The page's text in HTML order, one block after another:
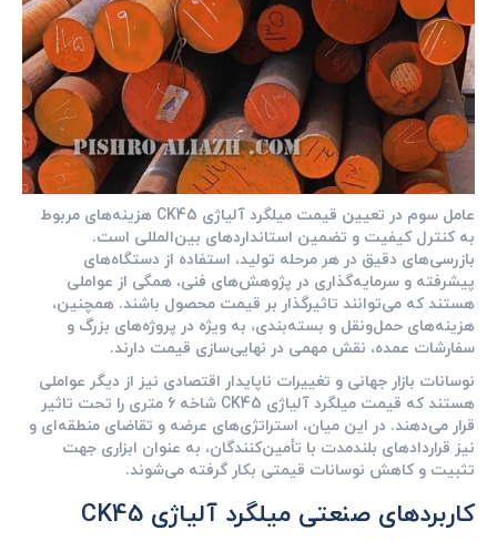
عامل سوم در تعیین قیمت میلگرد آلیاژی CK45 هزینه‌های مربوط
به کنترل کیفیت و تضمین استانداردهای بین‌المللی است.
بازرسی‌های دقیق در هر مرحله تولید، استفاده از دستگاه‌های
پیشرفته و سرمایه‌گذاری در پژوهش‌های فنی، همگی از عواملی
هستند که می‌توانند تاثیرگذار بر قیمت محصول باشند. همچنین،
هزینه‌های حمل‌ونقل و بسته‌بندی، به ویژه در پروژه‌های بزرگ و
سفارشات عمده، نقش مهمی در نهایی‌سازی قیمت دارند.
نوسانات بازار جهانی و تغییرات ناپایدار اقتصادی نیز از دیگر عواملی
هستند که قیمت میلگرد آلیاژی CK45 شاخه 6 متری را تحت تاثیر
قرار می‌دهند. در این میان، استراتژی‌های عرضه و تقاضای منطقه‌ای و
نیز قرارداد‌های بلندمدت با تأمین‌کنندگان، به عنوان ابزاری جهت
تثبیت و کاهش نوسانات قیمتی بکار گرفته می‌شوند.
کاربردهای صنعتی میلگرد آلیاژی CK45